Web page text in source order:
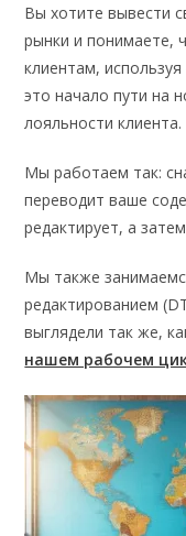
Вы хотите вывести
рынки и понимаете,
клиентам,
это начало пути на
лояльности
Мы работаем так:
переводит ваше
редактирует, а
Мы также
редактированием
выглядели так же,
нашем рабочем